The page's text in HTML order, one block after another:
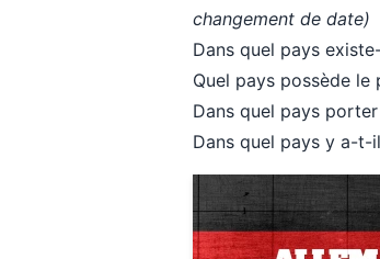
changement de date)
Dans quel pays
Quel pays possède
Dans quel pays
Dans quel pays y a-t-